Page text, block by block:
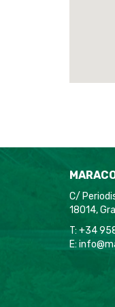
C/
18014,
T: +34
E: